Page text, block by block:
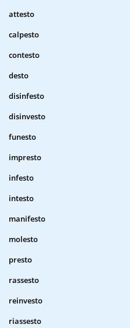
attesto
calpesto
contesto
desto
disinfesto
disinvesto
funesto
impresto
infesto
intesto
manifesto
molesto
presto
rassesto
reinvesto
riassesto